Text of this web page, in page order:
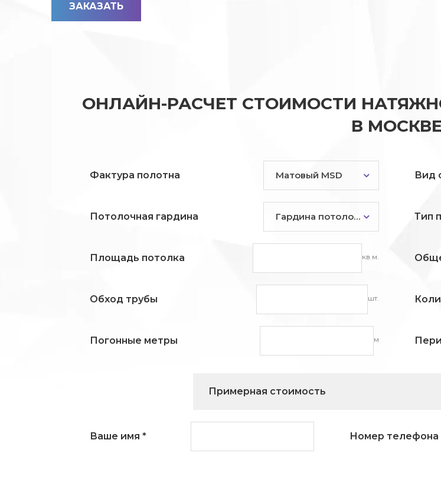
ЗАКАЗАТЬ
ОНЛАЙН-РАСЧЕТ СТОИМОСТИ
В МОСКВЕ
Фактура полотна Матовый MSD Вид
Потолочная гардина Гардина потолочная Тип
Площадь потолка кв.м.
Обход трубы шт.
Погонные метры м
Примерная стоимость
Ваше имя * Номер телефона